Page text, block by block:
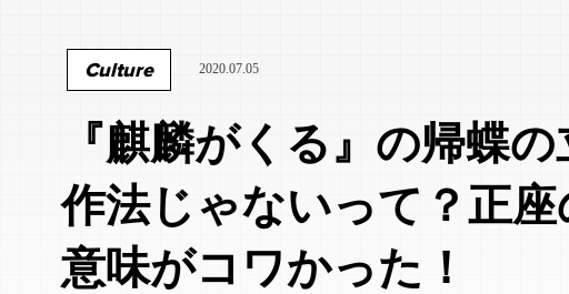
Culture 2020.07.05
『麒麟がくる』の帰蝶
作法じゃないって？正
意味がコワかった！